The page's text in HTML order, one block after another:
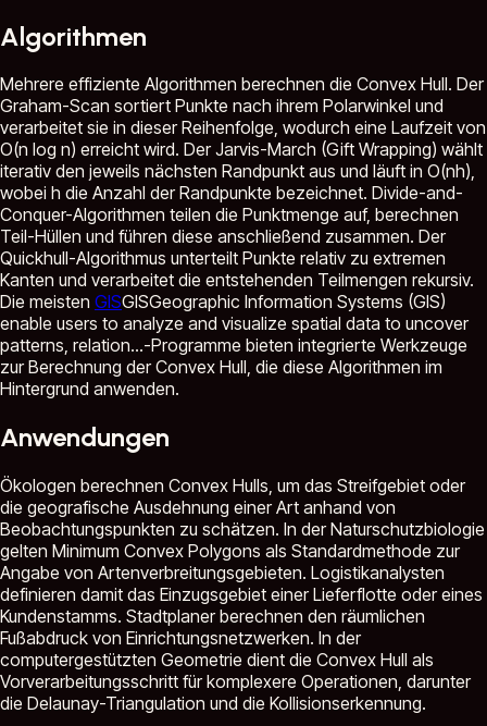
Algorithmen
Mehrere effiziente Algorithmen berechnen die Convex Hull. Der
Graham-Scan sortiert Punkte nach ihrem Polarwinkel und
verarbeitet sie in dieser Reihenfolge, wodurch eine Laufzeit von
O(n log n) erreicht wird. Der Jarvis-March (Gift Wrapping) wählt
iterativ den jeweils nächsten Randpunkt aus und läuft in O(nh),
wobei h die Anzahl der Randpunkte bezeichnet. Divide-and-
Conquer-Algorithmen teilen die Punktmenge auf, berechnen
Teil-Hüllen und führen diese anschließend zusammen. Der
Quickhull-Algorithmus unterteilt Punkte relativ zu extremen
Kanten und verarbeitet die entstehenden Teilmengen rekursiv.
Die meisten GISGISGeographic Information Systems (GIS)
enable users to analyze and visualize spatial data to uncover
patterns, relation...-Programme bieten integrierte Werkzeuge
zur Berechnung der Convex Hull, die diese Algorithmen im
Hintergrund anwenden.
Anwendungen
Ökologen berechnen Convex Hulls, um das Streifgebiet oder
die geografische Ausdehnung einer Art anhand von
Beobachtungspunkten zu schätzen. In der Naturschutzbiologie
gelten Minimum Convex Polygons als Standardmethode zur
Angabe von Artenverbreitungsgebieten. Logistikanalysten
definieren damit das Einzugsgebiet einer Lieferflotte oder eines
Kundenstamms. Stadtplaner berechnen den räumlichen
Fußabdruck von Einrichtungsnetzwerken. In der
computergestützten Geometrie dient die Convex Hull als
Vorverarbeitungsschritt für komplexere Operationen, darunter
die Delaunay-Triangulation und die Kollisionserkennung.